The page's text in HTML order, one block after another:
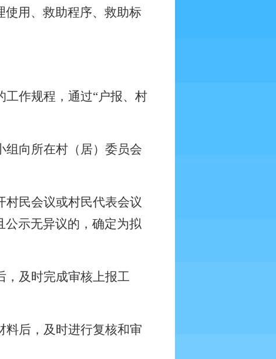
使用、救助程序、救助标
作规程，通过“户报、村
组向所在村（居）委员会
民会议或村民代表会议
公示无异议的，确定为拟
，及时完成审核上报工
料后，及时进行复核和审